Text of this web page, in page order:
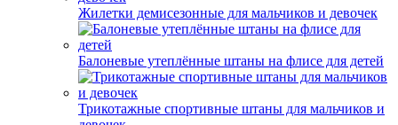
Жилетки демисезонные для мальчиков и девочек
Балоневые утеплённые штаны на флисе для детей
Трикотажные спортивные штаны для мальчиков и